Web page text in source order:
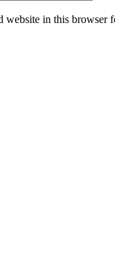
website in this browser